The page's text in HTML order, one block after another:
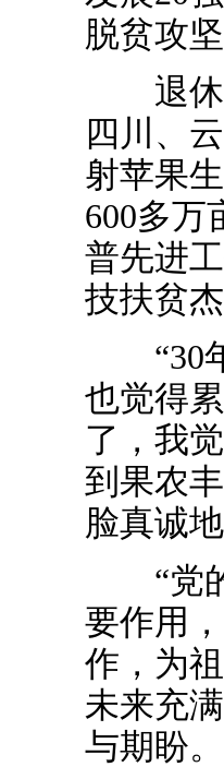
脱贫攻
退休7
四川、
射苹果
600多万
普先进
技扶贫
“30年
也觉得
了，我
到果农
脸真诚
“党的
要作用
作，为
未来充
与期盼。